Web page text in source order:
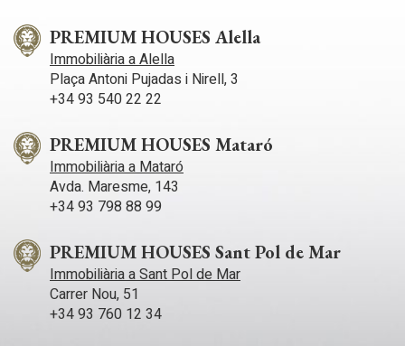
PREMIUM HOUSES Alella
Immobiliària a Alella
Plaça Antoni Pujadas i Nirell, 3
+34 93 540 22 22
PREMIUM HOUSES Mataró
Immobiliària a Mataró
Avda. Maresme, 143
+34 93 798 88 99
PREMIUM HOUSES Sant Pol de Mar
Immobiliària a Sant Pol de Mar
Carrer Nou, 51
+34 93 760 12 34